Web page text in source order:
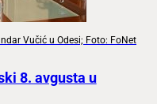
Vučić u Odesi; Foto: FoNet
8. avgusta u